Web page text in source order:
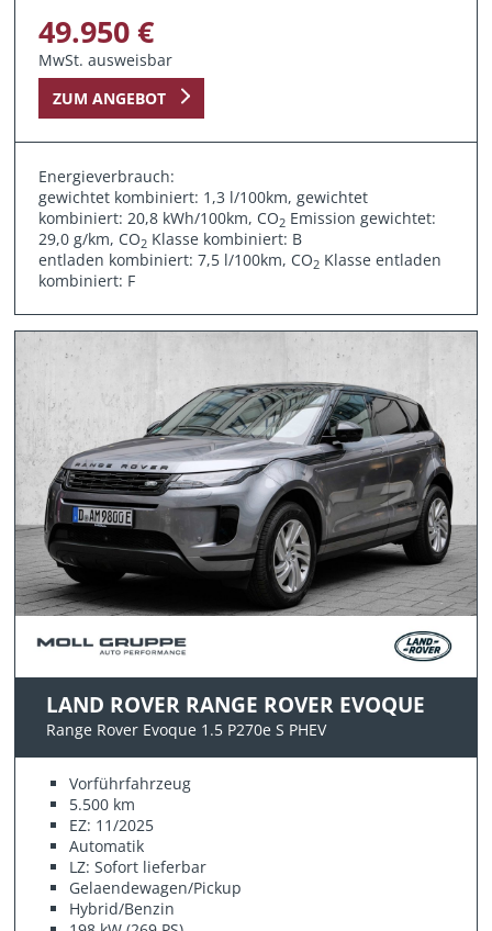
49.950 €
MwSt. ausweisbar
ZUM ANGEBOT
Energieverbrauch:
gewichtet kombiniert: 1,3 l/100km, gewichtet
kombiniert: 20,8 kWh/100km, CO2 Emission gewichtet:
29,0 g/km, CO2 Klasse kombiniert: B
entladen kombiniert: 7,5 l/100km, CO2 Klasse entladen
kombiniert: F
LAND ROVER RANGE ROVER EVOQUE
Range Rover Evoque 1.5 P270e S PHEV
Vorführfahrzeug
5.500 km
EZ: 11/2025
Automatik
LZ: Sofort lieferbar
Gelaendewagen/Pickup
Hybrid/Benzin